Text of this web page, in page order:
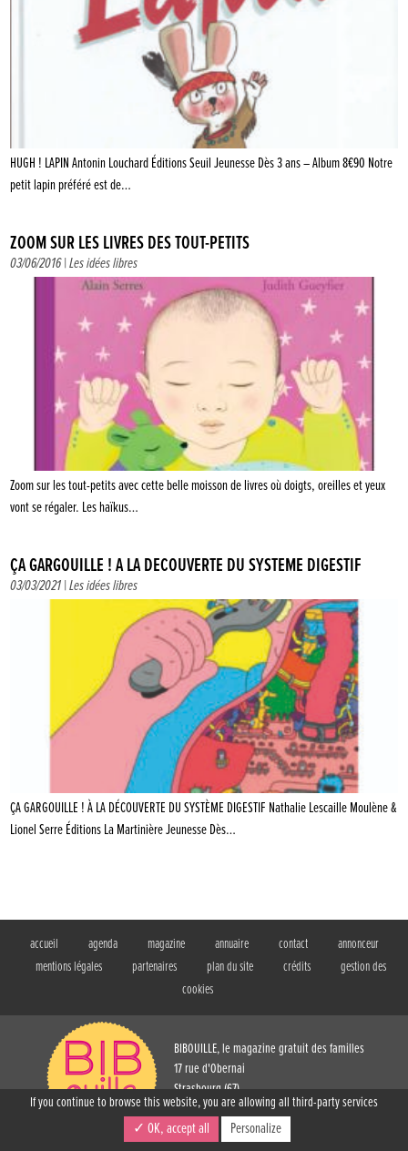
HUGH ! LAPIN Antonin Louchard Éditions Seuil Jeunesse Dès 3 ans – Album 8€90 Notre
petit lapin préféré est de…
ZOOM SUR LES LIVRES DES TOUT-PETITS
03/06/2016 |Les idées libres
Zoom sur les tout-petits avec cette belle moisson de livres où doigts, oreilles et yeux
vont se régaler. Les haïkus…
ÇA GARGOUILLE ! À LA DÉCOUVERTE DU SYSTÈME DIGESTIF
03/03/2021 |Les idées libres
ÇA GARGOUILLE ! À LA DÉCOUVERTE DU SYSTÈME DIGESTIF Nathalie Lescaille Moulène &
Lionel Serre Éditions La Martinière Jeunesse Dès…
accueil agenda magazine annuaire contact
annonceur
mentions légales
partenaires plan du site crédits
gestion des
cookies
BIBOUILLE, le magazine gratuit des familles
17 rue d'Obernai
Strasbourg (67)
T. 03 88 61 73 54
If you continue to browse this website, you are allowing all third-party services
✓ OK, accept all Personalize